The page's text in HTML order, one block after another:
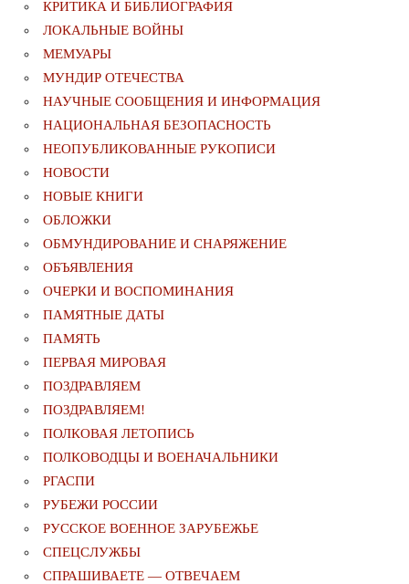
КРИТИКА И БИБЛИОГРАФИЯ
ЛОКАЛЬНЫЕ ВОЙНЫ
МЕМУАРЫ
МУНДИР ОТЕЧЕСТВА
НАУЧНЫЕ СООБЩЕНИЯ И ИНФОРМАЦИЯ
НАЦИОНАЛЬНАЯ БЕЗОПАСНОСТЬ
НЕОПУБЛИКОВАННЫЕ РУКОПИСИ
НОВОСТИ
НОВЫЕ КНИГИ
ОБЛОЖКИ
ОБМУНДИРОВАНИЕ И СНАРЯЖЕНИЕ
ОБЪЯВЛЕНИЯ
ОЧЕРКИ И ВОСПОМИНАНИЯ
ПАМЯТНЫЕ ДАТЫ
ПАМЯТЬ
ПЕРВАЯ МИРОВАЯ
ПОЗДРАВЛЯЕМ
ПОЗДРАВЛЯЕМ!
ПОЛКОВАЯ ЛЕТОПИСЬ
ПОЛКОВОДЦЫ И ВОЕНАЧАЛЬНИКИ
РГАСПИ
РУБЕЖИ РОССИИ
РУССКОЕ ВОЕННОЕ ЗАРУБЕЖЬЕ
СПЕЦСЛУЖБЫ
СПРАШИВАЕТЕ — ОТВЕЧАЕМ